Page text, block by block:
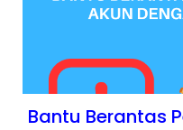
Bantu Berantas